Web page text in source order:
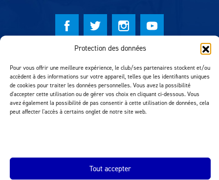
Protection des données
Pour vous offrir une meilleure expérience, le club/ses partenaires stockent et/ou
accèdent à des informations sur votre appareil, telles que les identifiants uniques
de cookies pour traiter les données personnelles. Vous avez la possibilité
d'accepter cette utilisation ou de gérer vos choix en cliquant ci-dessous. Vous
avez également la possibilité de pas consentir à cette utilisation de données, cela
peut affecter l'accès à certains onglet de notre site web.
Tout accepter
© Lausanne Sport Football Club 2026
Réalisation MTM Agency